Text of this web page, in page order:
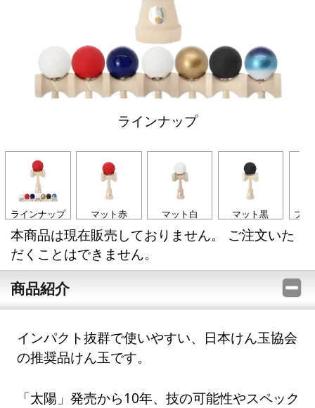
ラインナップ
ラインナップ マット赤 マット白 マット黒 プレ
本商品は現在販売しておりません。 ご注文いた
だくことはできません。
商品紹介
インパクト抜群で使いやすい、日本けん玉協会
の推奨品けん玉です。
「太陽」発売から10年、技の可能性やスペック